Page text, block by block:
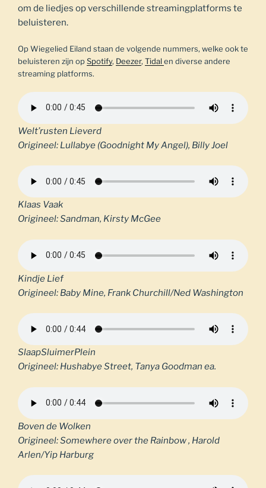
om de liedjes op verschillende streamingplatforms te
beluisteren.
Op Wiegelied Eiland staan de volgende nummers, welke ook te
beluisteren zijn opSpotify, Deezer, Tidalen diverse andere
streaming platforms.
Welt’rusten Lieverd
Origineel: Lullabye (Goodnight My Angel), Billy Joel
Klaas Vaak
Origineel: Sandman, Kirsty McGee
Kindje Lief
Origineel: Baby Mine, Frank Churchill/Ned Washington
SlaapSluimerPlein
Origineel: Hushabye Street, Tanya Goodman ea.
Boven de Wolken
Origineel: Somewhere over the Rainbow , Harold
Arlen/Yip Harburg